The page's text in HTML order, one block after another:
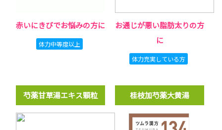
赤いにきびでお悩みの方に
体力中等度以上
お通じが悪い脂肪太りの方
に
体力充実している方
芍薬甘草湯エキス顆粒 桂枝加芍薬大黄湯